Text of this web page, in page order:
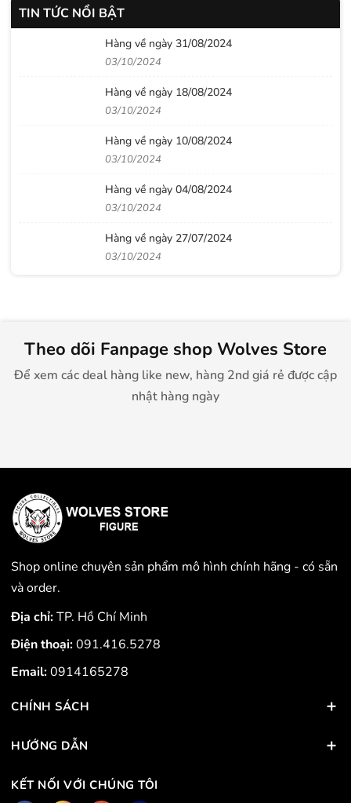
TIN TỨC NỔI BẬT
Hàng về ngày 31/08/2024
03/10/2024
Hàng về ngày 18/08/2024
03/10/2024
Hàng về ngày 10/08/2024
03/10/2024
Hàng về ngày 04/08/2024
03/10/2024
Hàng về ngày 27/07/2024
03/10/2024
Theo dõi Fanpage shop Wolves Store
Để xem các deal hàng like new, hàng 2nd giá rẻ được cập
nhật hàng ngày
Shop online chuyên sản phẩm mô hình chính hãng - có sẵn
và order.
Địa chỉ:TP. Hồ Chí Minh
Điện thoại:091.416.5278
Email:0914165278
CHÍNH SÁCH
HƯỚNG DẪN
KẾT NỐI VỚI CHÚNG TÔI